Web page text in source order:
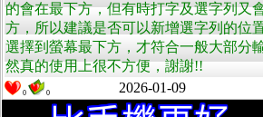
的會在最下方，但有時打字及選字列又
方，所以建議是否可以新增選字列的位
選擇到螢幕最下方，才符合一般大部分
然真的使用上很不方便，謝謝!!
0 0 2026-01-09